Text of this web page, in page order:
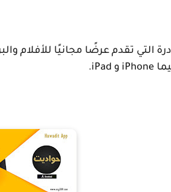
التي تقدم عرضًا مجانيًا للأفلام
iPhone و iPad
.